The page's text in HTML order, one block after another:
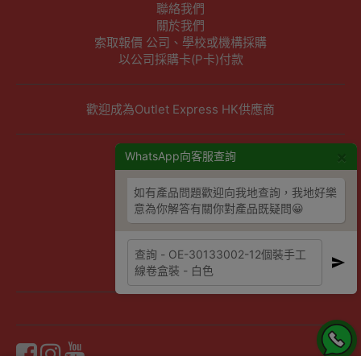
WhatsApp向客服查詢
如有產品問題歡迎向我地查詢，我地好樂
意為你解答有關你對產品既疑問😀
聯絡我們
關於我們
索取報價 公司、學校或機構採購
以公司採購卡(P卡)付款
歡迎成為Outlet Express HK供應商
其他資訊
隱私權及條款聲明
保養條款及更換政策
條款及細則
網站地圖